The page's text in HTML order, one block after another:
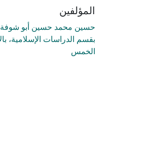
المؤلفين
حسين محمد حسين أبو شوفة
بقسم الدراسات الإسلامية،
الخمس